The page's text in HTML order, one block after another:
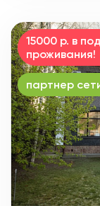
15000 р. в
проживания!
партнер